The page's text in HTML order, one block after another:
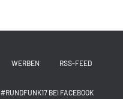
WERBEN RSS-FEED
#RUNDFUNK17 BEI FACEBOOK